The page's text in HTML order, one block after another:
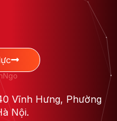
Vĩnh Hưng, Phường
Nội.